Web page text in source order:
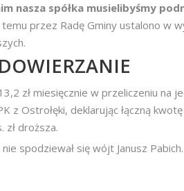
nasza spółka musielibyśmy
przez Radę Gminy ustalono w
zł miesięcznie w przeliczeniu
z Ostrołęki, deklarując łączną
zł droższa.
spodziewał się wójt Janusz Pabich.